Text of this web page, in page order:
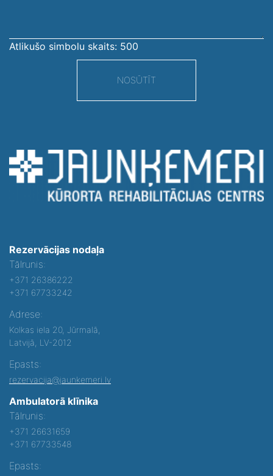
Atlikušo simbolu skaits: 500
NOSŪTĪT
Rezervācijas nodaļa
Tālrunis:
+371 26386222
+371 67733242
Adrese:
Kolkas iela 20, Jūrmalā,
Latvijā, LV-2012
Epasts:
rezervacija@jaunkemeri.lv
Ambulatorā klīnika
Tālrunis:
+371 26631659
+371 67733548
Epasts: